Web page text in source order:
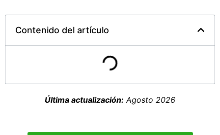
Contenido del artículo
Última actualización: Agosto 2026